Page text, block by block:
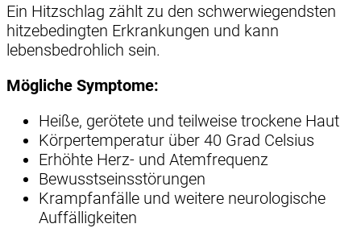
Ein Hitzschlag zählt zu den schwerwiegendsten
hitzebedingten Erkrankungen und kann
lebensbedrohlich sein.
Mögliche Symptome:
Heiße, gerötete und teilweise trockene Haut
Körpertemperatur über 40 Grad Celsius
Erhöhte Herz- und Atemfrequenz
Bewusstseinsstörungen
Krampfanfälle und weitere neurologische
Auffälligkeiten